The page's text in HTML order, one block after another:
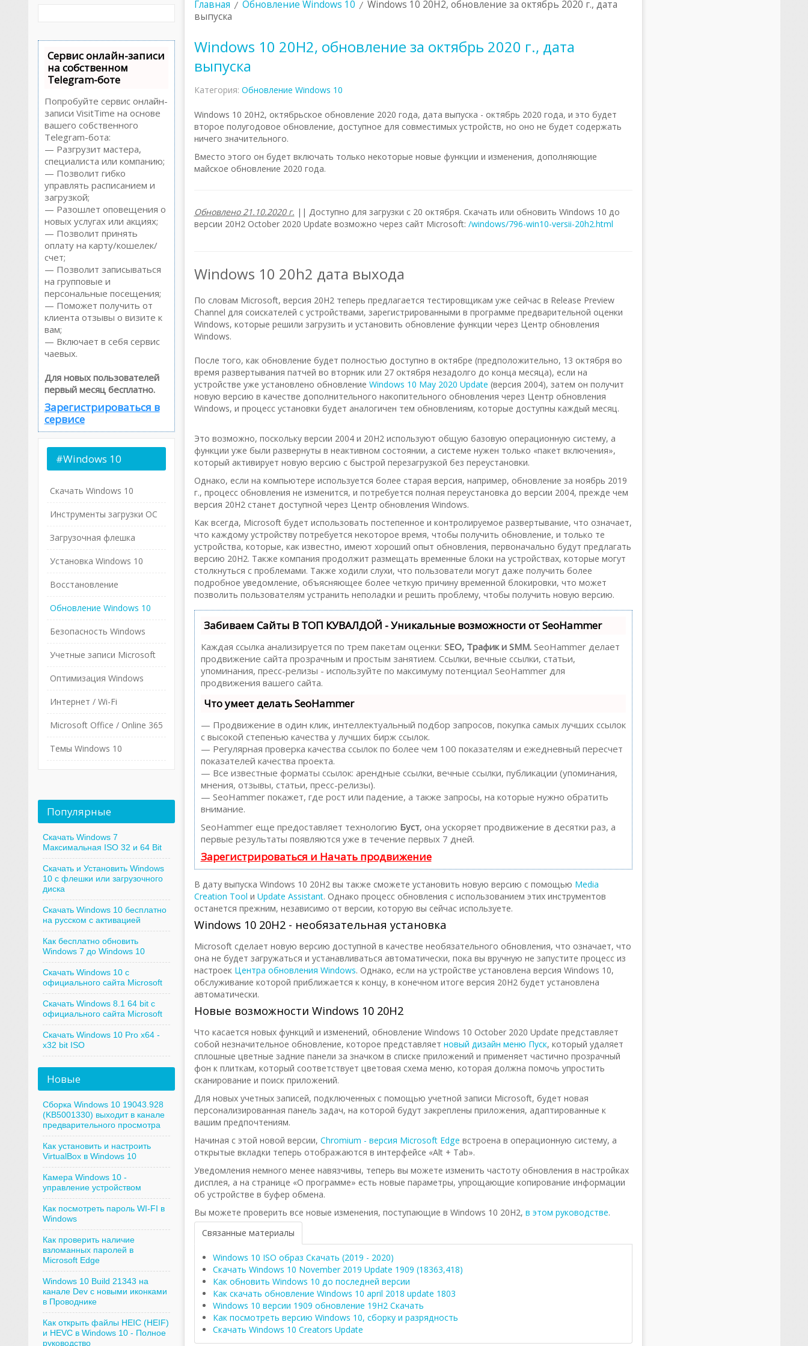
Главная Обновление Windows 10
Windows 10 20H2, обновление за октябрь 2020 г., дата
выпуска
Windows 10 20H2, обновление за октябрь 2020 г., дата
выпуска
Категория: Обновление Windows 10
Windows 10 20H2, октябрьское обновление 2020 года, дата выпуска - октябрь 2020 года, и это будет
второе полугодовое обновление, доступное для совместимых устройств, но оно не будет содержать
ничего значительного.
Вместо этого он будет включать только некоторые новые функции и изменения, дополняющие
майское обновление 2020 года.
Обновлено 21.10.2020 г. || Доступно для загрузки с 20 октября. Скачать или обновить Windows 10 до
версии 20H2 October 2020 Update возможно через сайт Microsoft: /windows/796-win10-versii-20h2.html
Windows 10 20h2 дата выхода
По словам Microsoft, версия 20H2 теперь предлагается тестировщикам уже сейчас в Release Preview
Channel для соискателей с устройствами, зарегистрированными в программе предварительной оценки
Windows, которые решили загрузить и установить обновление функции через Центр обновления
Windows.
После того, как обновление будет полностью доступно в октябре (предположительно, 13 октября во
время развертывания патчей во вторник или 27 октября незадолго до конца месяца), если на
устройстве уже установлено обновление Windows 10 May 2020 Update (версия 2004), затем он получит
новую версию в качестве дополнительного накопительного обновления через Центр обновления
Windows, и процесс установки будет аналогичен тем обновлениям, которые доступны каждый месяц.
Это возможно, поскольку версии 2004 и 20H2 используют общую базовую операционную систему, а
функции уже были развернуты в неактивном состоянии, а системе нужен только «пакет включения»,
который активирует новую версию с быстрой перезагрузкой без переустановки.
Однако, если на компьютере используется более старая версия, например, обновление за ноябрь 2019
г., процесс обновления не изменится, и потребуется полная переустановка до версии 2004, прежде чем
версия 20H2 станет доступной через Центр обновления Windows.
Как всегда, Microsoft будет использовать постепенное и контролируемое развертывание, что означает,
что каждому устройству потребуется некоторое время, чтобы получить обновление, и только те
устройства, которые, как известно, имеют хороший опыт обновления, первоначально будут предлагать
версию 20H2. Также компания продолжит размещать временные блоки на устройствах, которые могут
столкнуться с проблемами. Также ходили слухи, что пользователи могут даже получить более
подробное уведомление, объясняющее более четкую причину временной блокировки, что может
позволить пользователям устранить неполадки и решить проблему, чтобы получить новую версию.
Забиваем Сайты В ТОП КУВАЛДОЙ - Уникальные возможности от SeoHammer
Каждая ссылка анализируется по трем пакетам оценки: SEO, Трафик и SMM.SeoHammer делает
продвижение сайта прозрачным и простым занятием. Ссылки, вечные ссылки, статьи,
упоминания, пресс-релизы - используйте по максимуму потенциал SeoHammer для
продвижения вашего сайта.
Что умеет делать SeoHammer
— Продвижение в один клик, интеллектуальный подбор запросов, покупка самых лучших ссылок
с высокой степенью качества у лучших бирж ссылок.
— Регулярная проверка качества ссылок по более чем 100 показателям и ежедневный пересчет
показателей качества проекта.
— Все известные форматы ссылок: арендные ссылки, вечные ссылки, публикации (упоминания,
мнения, отзывы, статьи, пресс-релизы).
— SeoHammer покажет, где рост или падение, а также запросы, на которые нужно обратить
внимание.
SeoHammer еще предоставляет технологию Буст, она ускоряет продвижение в десятки раз, а
первые результаты появляются уже в течение первых 7 дней.
Зарегистрироваться и Начать продвижение
В дату выпуска Windows 10 20H2 вы также сможете установить новую версию с помощью Media
Creation Tool и Update Assistant. Однако процесс обновления с использованием этих инструментов
останется прежним, независимо от версии, которую вы сейчас используете.
Windows 10 20H2 - необязательная установка
Microsoft сделает новую версию доступной в качестве необязательного обновления, что означает, что
она не будет загружаться и устанавливаться автоматически, пока вы вручную не запустите процесс из
настроек Центра обновления Windows. Однако, если на устройстве установлена ​​версия Windows 10,
обслуживание которой приближается к концу, в конечном итоге версия 20H2 будет установлена ​​
автоматически.
Новые возможности Windows 10 20H2
Что касается новых функций и изменений, обновление Windows 10 October 2020 Update представляет
собой незначительное обновление, которое представляет новый дизайн меню Пуск, который удаляет
сплошные цветные задние панели за значком в списке приложений и применяет частично прозрачный
фон к плиткам, который соответствует цветовая схема меню, которая должна помочь упростить
сканирование и поиск приложений.
Для новых учетных записей, подключенных с помощью учетной записи Microsoft, будет новая
персонализированная панель задач, на которой будут закреплены приложения, адаптированные к
вашим предпочтениям.
Начиная с этой новой версии, Chromium - версия Microsoft Edge встроена в операционную систему, а
открытые вкладки теперь отображаются в интерфейсе «Alt + Tab».
Уведомления немного менее навязчивы, теперь вы можете изменить частоту обновления в настройках
дисплея, а на странице «О программе» есть новые параметры, упрощающие копирование информации
об устройстве в буфер обмена.
Вы можете проверить все новые изменения, поступающие в Windows 10 20H2, в этом руководстве.
Связанные материалы
Windows 10 ISO образ Скачать (2019 - 2020)
Скачать Windows 10 November 2019 Update 1909 (18363,418)
Как обновить Windows 10 до последней версии
Как скачать обновление Windows 10 april 2018 update 1803
Windows 10 версии 1909 обновление 19H2 Скачать
Как посмотреть версию Windows 10, сборку и разрядность
Скачать Windows 10 Creators Update
Сервис онлайн-записи
на собственном
Telegram-боте
Попробуйте сервис онлайн-
записи VisitTime на основе
вашего собственного
Telegram-бота:
— Разгрузит мастера,
специалиста или компанию;
— Позволит гибко
управлять расписанием и
загрузкой;
— Разошлет оповещения о
новых услугах или акциях;
— Позволит принять
оплату на карту/кошелек/
счет;
— Позволит записываться
на групповые и
персональные посещения;
— Поможет получить от
клиента отзывы о визите к
вам;
— Включает в себя сервис
чаевых.
Для новых пользователей
первый месяц бесплатно.
Зарегистрироваться в
сервисе
#Windows 10
Скачать Windows 10
Инструменты загрузки ОС
Загрузочная флешка
Установка Windows 10
Восстановление
Обновление Windows 10
Безопасность Windows
Учетные записи Microsoft
Оптимизация Windows
Интернет / Wi-Fi
Microsoft Office / Online 365
Темы Windows 10
Популярные
Скачать Windows 7
Максимальная ISO 32 и 64 Bit
Скачать и Установить Windows
10 с флешки или загрузочного
диска
Скачать Windows 10 бесплатно
на русском с активацией
Как бесплатно обновить
Windows 7 до Windows 10
Скачать Windows 10 с
официального сайта Microsoft
Скачать Windows 8.1 64 bit с
официального сайта Microsoft
Скачать Windows 10 Pro x64 -
x32 bit ISO
Новые
Сборка Windows 10 19043.928
(KB5001330) выходит в канале
предварительного просмотра
Как установить и настроить
VirtualBox в Windows 10
Камера Windows 10 -
управление устройством
Как посмотреть пароль WI-FI в
Windows
Как проверить наличие
взломанных паролей в
Microsoft Edge
Windows 10 Build 21343 на
канале Dev с новыми иконками
в Проводнике
Как открыть файлы HEIC (HEIF)
и HEVC в Windows 10 - Полное
руководство